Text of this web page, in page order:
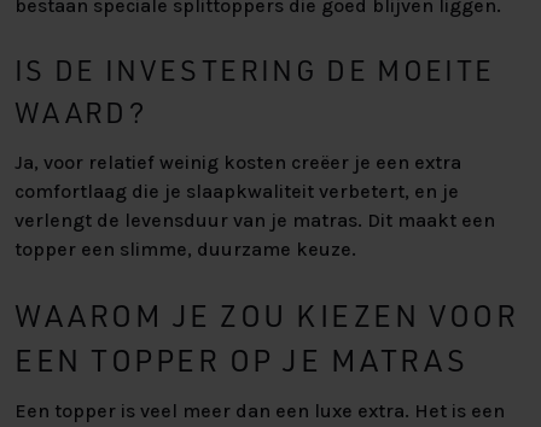
bestaan speciale splittoppers die goed blijven liggen.
IS DE INVESTERING DE MOEITE
WAARD?
Ja, voor relatief weinig kosten creëer je een extra
comfortlaag die je slaapkwaliteit verbetert, en je
verlengt de levensduur van je matras. Dit maakt een
topper een slimme, duurzame keuze.
WAAROM JE ZOU KIEZEN VOOR
EEN TOPPER OP JE MATRAS
Een topper is veel meer dan een luxe extra. Het is een